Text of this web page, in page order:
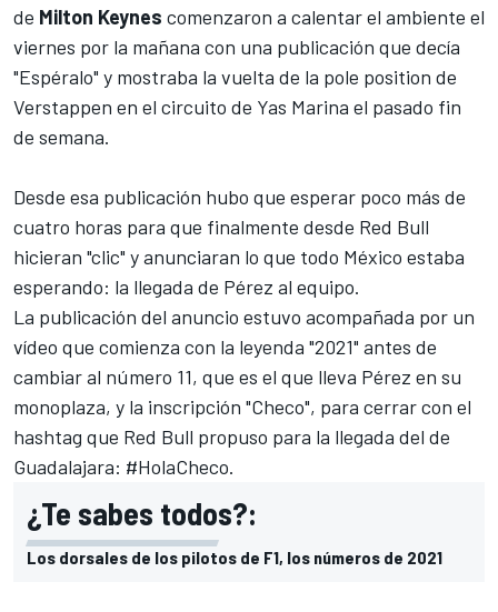
de Milton Keynes comenzaron a calentar el ambiente el
viernes por la mañana con una publicación que decía
"Espéralo" y mostraba la vuelta de la pole position de
Verstappen en el circuito de Yas Marina el pasado fin
de semana.
Desde esa publicación hubo que esperar poco más de
cuatro horas para que finalmente desde Red Bull
hicieran "clic" y anunciaran lo que todo México estaba
esperando: la llegada de Pérez al equipo.
La publicación del anuncio estuvo acompañada por un
vídeo que comienza con la leyenda "2021" antes de
cambiar al número 11, que es el que lleva Pérez en su
monoplaza, y la inscripción "Checo", para cerrar con el
hashtag que Red Bull propuso para la llegada del de
Guadalajara: #HolaCheco.
¿Te sabes todos?:
Los dorsales de los pilotos de F1, los números de 2021